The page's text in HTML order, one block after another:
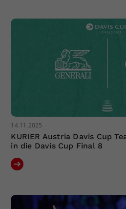
14.11.2025
KURIER Austria Davis Cup
in die Davis Cup Final 8
Einstellungen.
zufällig
vorgenommen
Webseiten-
hat.